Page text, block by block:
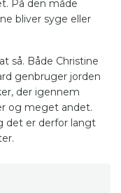
at vælge etmur-
Grand Oasepå
mindre
de smukke,
På den måde
bliver syge eller
så. Både Christine
genbruger jorden
der igennem
og meget andet.
det er derfor langt